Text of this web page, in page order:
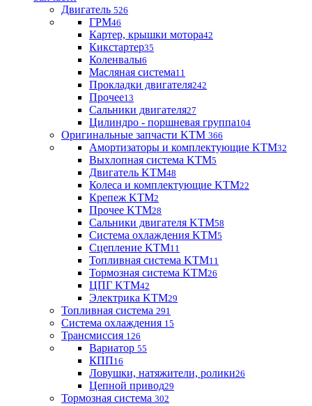
Двигатель 526
ГРМ46
Картер, крышки мотора42
Кикстартер35
Коленвалы6
Масляная система11
Прокладки двигателя242
Прочее13
Сальники двигателя27
Цилиндро - поршневая группа104
Оригинальные запчасти KTM 366
Амортизаторы и комплектующие KTM32
Выхлопная система KTM5
Двигатель KTM48
Колеса и комплектующие KTM22
Крепеж KTM2
Прочее KTM28
Сальники двигателя KTM58
Система охлаждения KTM5
Сцепление KTM11
Топливная система KTM11
Тормозная система KTM26
ЦПГ KTM42
Электрика KTM29
Топливная система 291
Система охлаждения 15
Трансмиссия 126
Вариатор 55
КПП16
Ловушки, натяжители, ролики26
Цепной привод29
Тормозная система 302